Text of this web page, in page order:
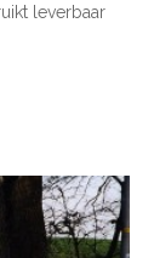
leverbaar